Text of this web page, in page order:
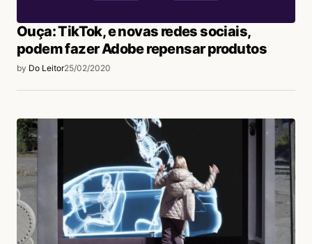
Ouça: TikTok, e novas redes sociais,
podem fazer Adobe repensar produtos
by Do Leitor25/02/2020